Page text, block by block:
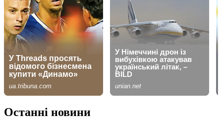
Останні новини